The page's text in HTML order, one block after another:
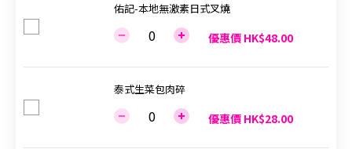
佑記-本地無激素日式叉燒
優惠價 HK$48.00
泰式生菜包肉碎
優惠價 HK$28.00